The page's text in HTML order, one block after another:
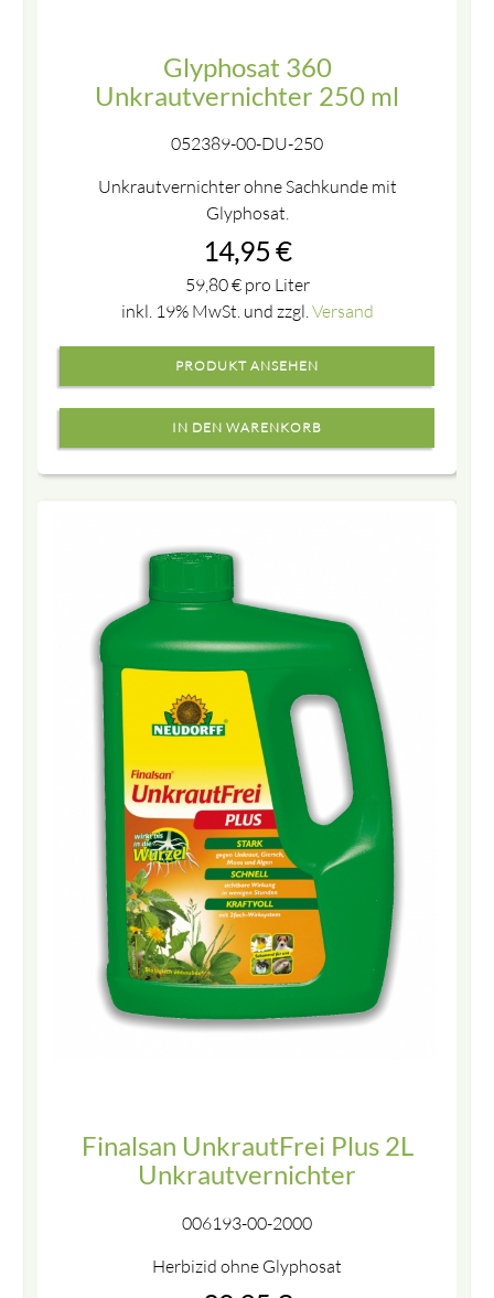
Glyphosat 360
Unkrautvernichter 250 ml
052389-00-DU-250
Unkrautvernichter ohne Sachkunde mit
Glyphosat.
14,95 €
59,80€pro Liter
inkl. 19% MwSt. und zzgl.Versand
PRODUKT ANSEHEN
Finalsan UnkrautFrei Plus 2L
Unkrautvernichter
006193-00-2000
Herbizid ohne Glyphosat